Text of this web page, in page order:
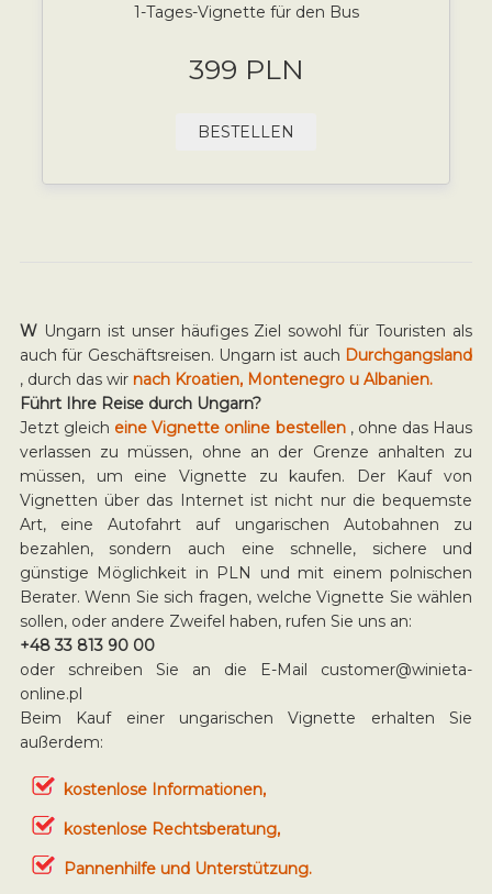
1-Tages-Vignette für den Bus
399 PLN
BESTELLEN
W Ungarn ist unser häufiges Ziel sowohl für Touristen als
auch für Geschäftsreisen. Ungarn ist auch Durchgangsland
, durch das wir nach Kroatien, Montenegro u Albanien.
Führt Ihre Reise durch Ungarn?
Jetzt gleich eine Vignette online bestellen , ohne das Haus
verlassen zu müssen, ohne an der Grenze anhalten zu
müssen, um eine Vignette zu kaufen. Der Kauf von
Vignetten über das Internet ist nicht nur die bequemste
Art, eine Autofahrt auf ungarischen Autobahnen zu
bezahlen, sondern auch eine schnelle, sichere und
günstige Möglichkeit in PLN und mit einem polnischen
Berater. Wenn Sie sich fragen, welche Vignette Sie wählen
sollen, oder andere Zweifel haben, rufen Sie uns an:
+48 33 813 90 00
oder schreiben Sie an die E-Mail customer@winieta-
online.pl
Beim Kauf einer ungarischen Vignette erhalten Sie
außerdem:
kostenlose Informationen,
kostenlose Rechtsberatung,
Pannenhilfe und Unterstützung.